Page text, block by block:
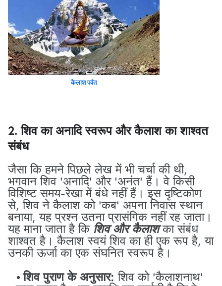
कैलाश पर्वत
2. शिव का अनादि स्वरूप और कैलाश का शाश्वत
संबंध
जैसा कि हमने पिछले लेख में भी चर्चा की थी,
भगवान शिव 'अनादि' और 'अनंत' हैं। वे किसी
विशिष्ट समय-रेखा में बंधे नहीं हैं। इस दृष्टिकोण
से, शिव ने कैलाश को 'कब' अपना निवास स्थान
बनाया, यह प्रश्न उतना प्रासंगिक नहीं रह जाता।
यह माना जाता है कि शिव और कैलाशका संबंध
शाश्वत है। कैलाश स्वयं शिव का ही एक रूप है, या
उनकी ऊर्जा का एक संघनित स्वरूप है।
शिव पुराण के अनुसार: शिव को 'कैलाशनाथ'